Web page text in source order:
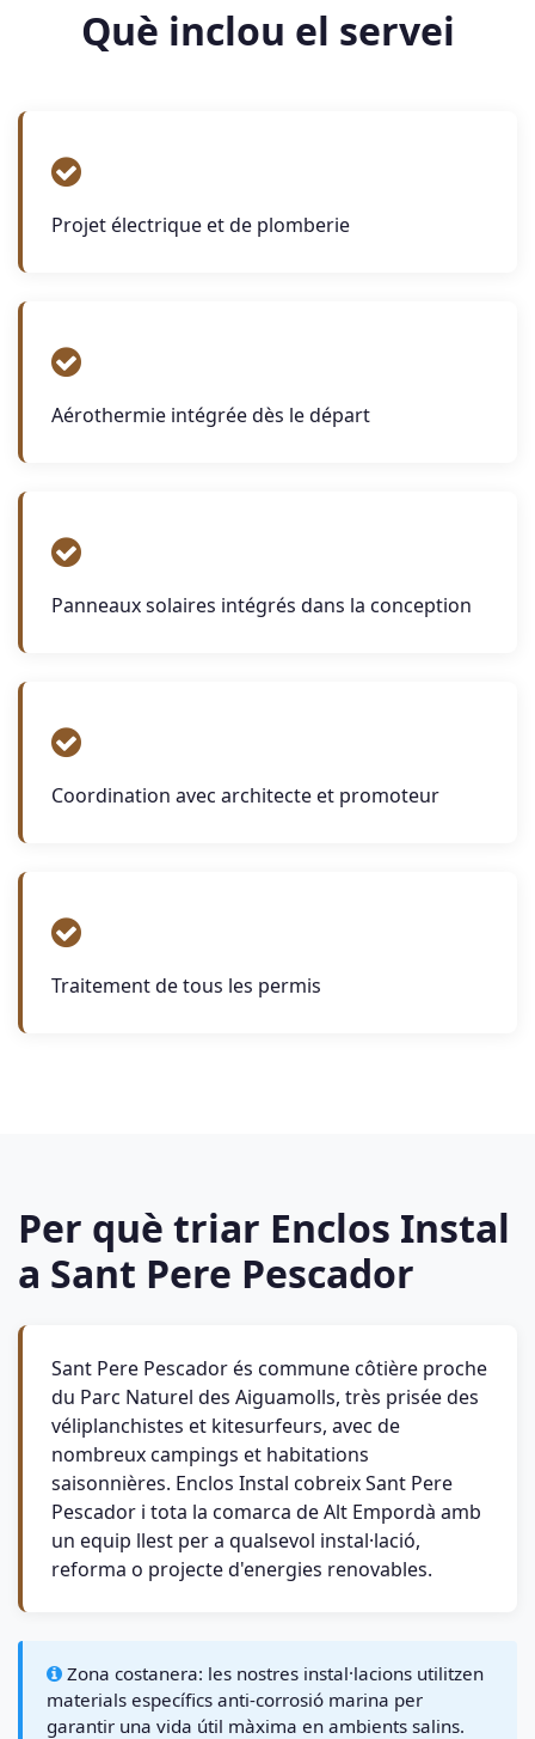
Què inclou el servei
Projet électrique et de plomberie
Aérothermie intégrée dès le départ
Panneaux solaires intégrés dans la conception
Coordination avec architecte et promoteur
Traitement de tous les permis
Per què triar Enclos Instal
a Sant Pere Pescador
Sant Pere Pescador és commune côtière proche
du Parc Naturel des Aiguamolls, très prisée des
véliplanchistes et kitesurfeurs, avec de
nombreux campings et habitations
saisonnières. Enclos Instal cobreix Sant Pere
Pescador i tota la comarca de Alt Empordà amb
un equip llest per a qualsevol instal·lació,
reforma o projecte d'energies renovables.
Zona costanera: les nostres instal·lacions utilitzen
materials específics anti-corrosió marina per
garantir una vida útil màxima en ambients salins.